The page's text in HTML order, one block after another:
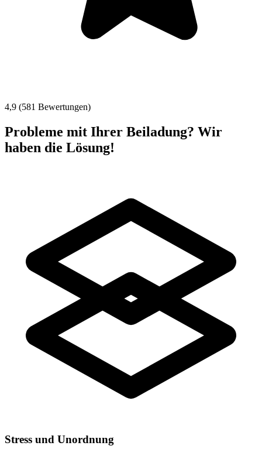
4,9 (581 Bewertungen)
Probleme mit Ihrer Beiladung? Wir
haben die Lösung!
Stress und Unordnung